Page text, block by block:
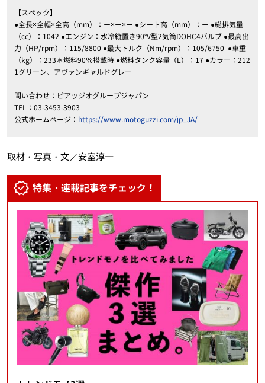
【スペック】
●全長×全幅×全高（mm）：ー×ー×ー ●シート高（mm）：ー ●総排気量
（cc）：1042 ●エンジン：水冷縦置き90°V型2気筒DOHC4バルブ ●最高出
力（HP/rpm）：115/8800 ●最大トルク（Nm/rpm）：105/6750 ●車重
（kg）：233＊燃料90％搭載時 ●燃料タンク容量（L）：17 ●カラー：212
1グリーン、アヴァンギャルドグレー
問い合わせ：ピアッジオグループジャパン
TEL：03-3453-3903
公式ホームページ： https://www.motoguzzi.com/jp_JA/
取材・写真・文／安室淳一
特集・連載記事をチェック！